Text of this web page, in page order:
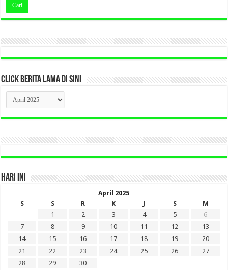
CLICK BERITA LAMA DI SINI
CLICK
BERITA
LAMA
DI
HARI INI
April 2025
S
S R K J S
M
1
2 3 4 5
6
7
8 9 10 11 12
13
14
15 16 17 18 19
20
21
22 23 24 25 26
27
28
29
30